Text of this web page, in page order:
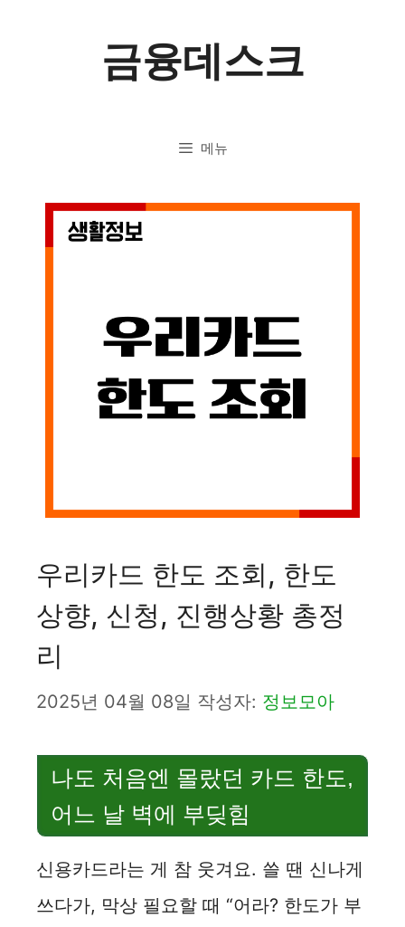
금융데스크
메뉴
우리카드 한도 조회, 한도
상향, 신청, 진행상황 총정
리
2025년 04월 08일 작성자: 정보모아
나도 처음엔 몰랐던 카드 한도,
어느 날 벽에 부딪힘
신용카드라는 게 참 웃겨요. 쓸 땐 신나게
쓰다가, 막상 필요할 때 “어라? 한도가 부